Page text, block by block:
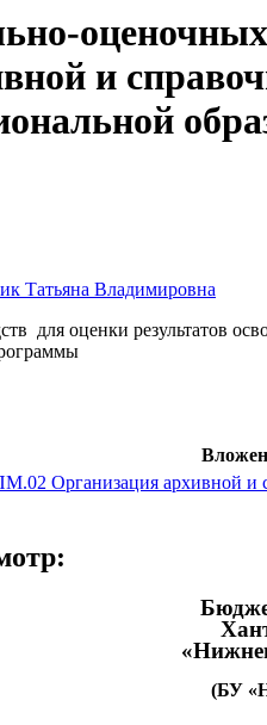
и
Татьяна Владимировна
для оценки результатов
Организация архивной
(БУ